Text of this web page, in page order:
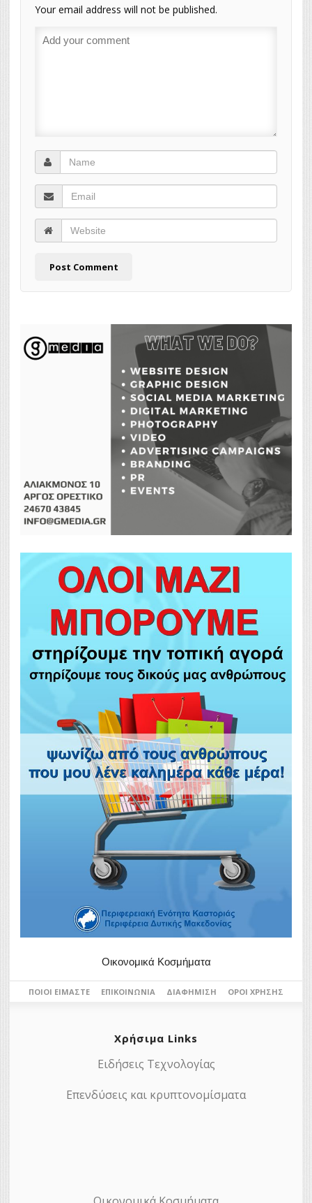
Your email address will not be published.
Οικονομικά Κοσμήματα
ΠΟΙΟΙ ΕΊΜΑΣΤΕ ΕΠΙΚΟΙΝΩΝΊΑ ΔΙΑΦΉΜΙΣΗ ΌΡΟΙ ΧΡΉΣΗΣ
Χρήσιμα Links
Ειδήσεις Τεχνολογίας
Επενδύσεις και κρυπτονομίσματα